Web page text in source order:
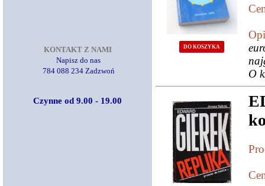
KONTAKT Z NAMI
Napisz do nas
784 088 234 Zadzwoń
Czynne od 9.00 - 19.00
DO KOSZYKA
O